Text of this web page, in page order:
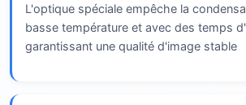
L'optique spéciale empêche la
basse température et avec des temps
garantissant une qualité d'image stable